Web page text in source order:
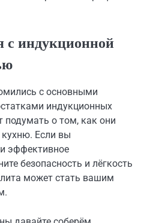
с индукционной
с основными
индукционных
подумать о том, как они
Если вы
эффективное
безопасность и лёгкость
может стать вашим